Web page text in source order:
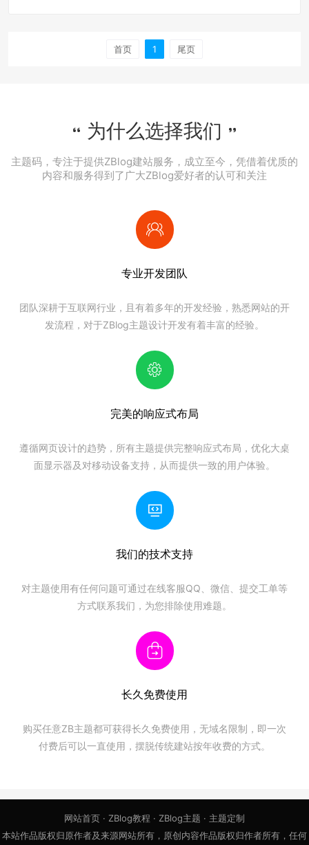
首页 1 尾页
为什么选择我们
主题码，专注于提供ZBlog建站服务，成立至今，凭借着优质的
内容和服务得到了广大ZBlog爱好者的认可和关注
专业开发团队
团队深耕于互联网行业，且有着多年的开发经验，熟悉网站的开
发流程，对于ZBlog主题设计开发有着丰富的经验。
完美的响应式布局
遵循网页设计的趋势，所有主题提供完整响应式布局，优化大桌
面显示器及对移动设备支持，从而提供一致的用户体验。
我们的技术支持
对主题使用有任何问题可通过在线客服QQ、微信、提交工单等
方式联系我们，为您排除使用难题。
长久免费使用
购买任意ZB主题都可获得长久免费使用，无域名限制，即一次
付费后可以一直使用，摆脱传统建站按年收费的方式。
网站首页 · ZBlog教程 · ZBlog主题 · 主题定制
本站作品版权归原作者及来源网站所有，原创内容作品版权归作者所有，任何